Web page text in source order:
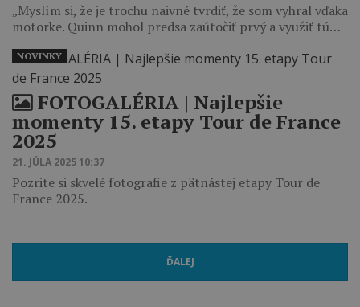
„Myslím si, že je trochu naivné tvrdiť, že som vyhral vďaka
motorke. Quinn mohol predsa zaútočiť prvý a využiť tú…
FOTOGALÉRIA | Najlepšie
momenty 15. etapy Tour de France
2025
21. JÚLA 2025 10:37
Pozrite si skvelé fotografie z pätnástej etapy Tour de
France 2025.
NOVINKY
ĎALEJ